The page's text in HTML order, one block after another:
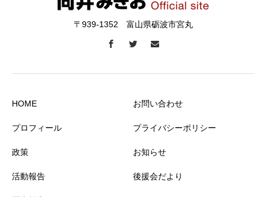
〒939-1352 富山県砺波市宮丸
HOME
プロフィール
政策
活動報告
お問い合わせ
プライバシーポリシー
お知らせ
後援会だより